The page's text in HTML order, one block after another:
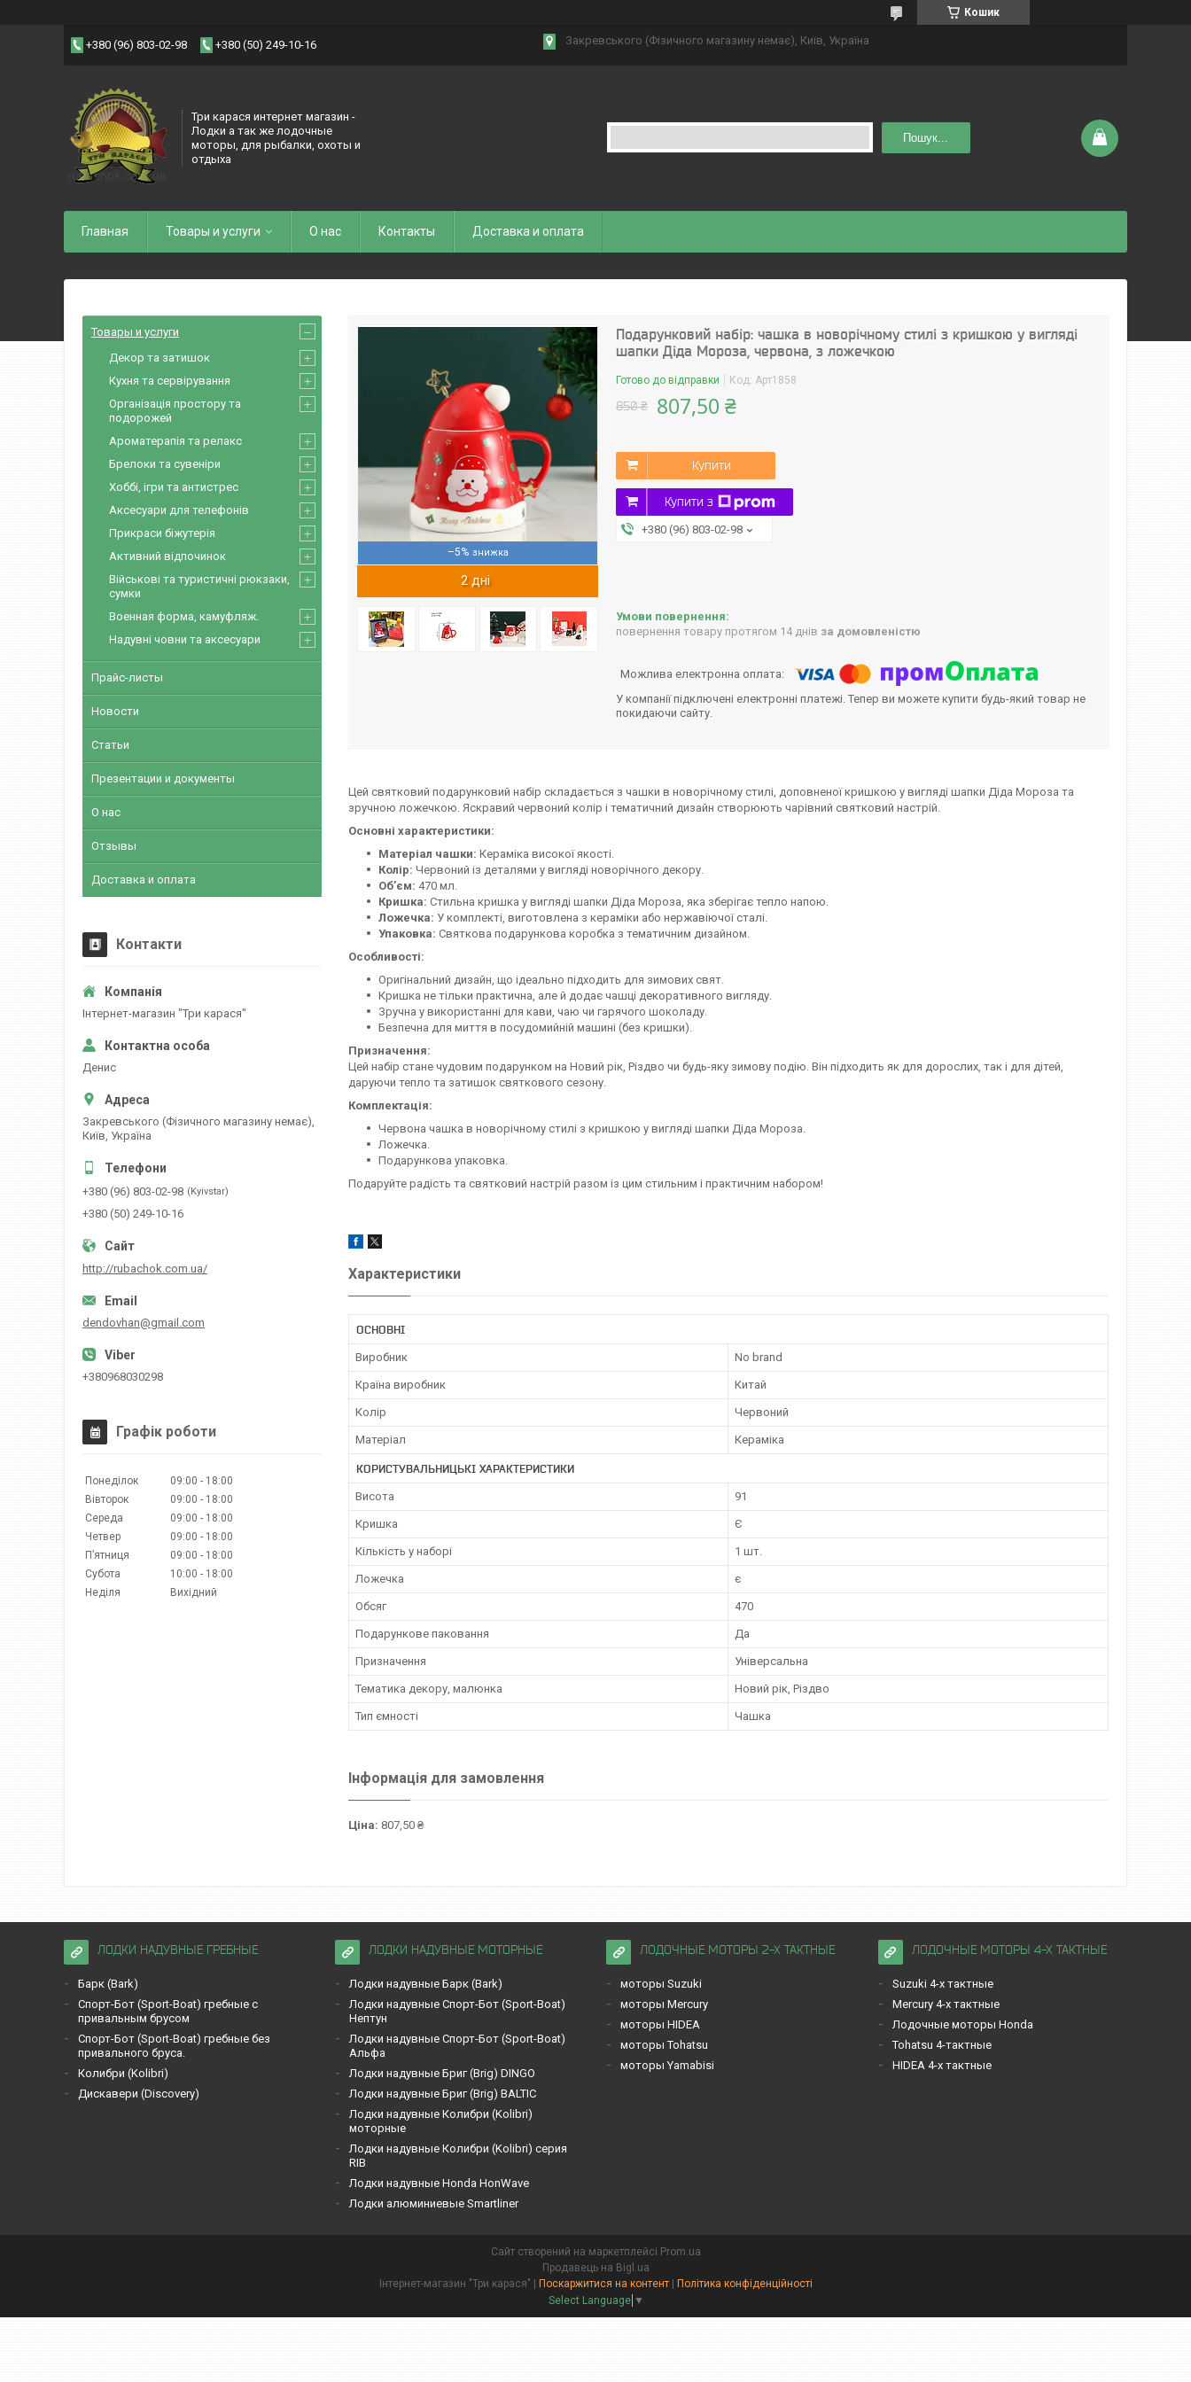
Кошик
+380 (96) 803-02-98 +380 (50) 249-10-16 Закревського (Фізичного магазину немає), Київ, Україна
Три карася интернет магазин -
Лодки а так же лодочные
моторы, для рыбалки, охоты и
отдыха
Пошук...
Главная Товары и услуги О нас Контакты Доставка и оплата
–5%
2 дні
Подарунковий набір: чашка в новорічному стилі з кришкою у вигляді
шапки Діда Мороза, червона, з ложечкою
Готово до відправки Код: Арт1858
850 ₴ 807,50 ₴
Купити
Купити з
+380 (96) 803-02-98
повернення товару протягом 14 днів за домовленістю
У компанії підключені електронні платежі. Тепер ви можете купити будь-який товар не
покидаючи сайту.
Цей святковий подарунковий набір складається з чашки в новорічному стилі, доповненої кришкою у вигляді шапки Діда Мороза та
зручною ложечкою. Яскравий червоний колір і тематичний дизайн створюють чарівний святковий настрій.
Основні характеристики:
Матеріал чашки: Кераміка високої якості.
Колір: Червоний із деталями у вигляді новорічного декору.
Об’єм: 470 мл.
Кришка: Стильна кришка у вигляді шапки Діда Мороза, яка зберігає тепло напою.
Ложечка: У комплекті, виготовлена з кераміки або нержавіючої сталі.
Упаковка: Святкова подарункова коробка з тематичним дизайном.
Особливості:
Оригінальний дизайн, що ідеально підходить для зимових свят.
Кришка не тільки практична, але й додає чашці декоративного вигляду.
Зручна у використанні для кави, чаю чи гарячого шоколаду.
Безпечна для миття в посудомийній машині (без кришки).
Призначення:
Цей набір стане чудовим подарунком на Новий рік, Різдво чи будь-яку зимову подію. Він підходить як для дорослих, так і для дітей,
даруючи тепло та затишок святкового сезону.
Комплектація:
Червона чашка в новорічному стилі з кришкою у вигляді шапки Діда Мороза.
Ложечка.
Подарункова упаковка.
Подаруйте радість та святковий настрій разом із цим стильним і практичним набором!
Характеристики
ОСНОВНІ
Виробник No brand
Країна виробник Китай
Колір Червоний
Матеріал Кераміка
КОРИСТУВАЛЬНИЦЬКІ ХАРАКТЕРИСТИКИ
Висота 91
Кришка Є
Кількість у наборі 1 шт.
Ложечка є
Обсяг 470
Подарункове паковання Да
Призначення Універсальна
Тематика декору, малюнка Новий рік, Різдво
Тип ємності Чашка
Інформація для замовлення
Ціна: 807,50 ₴
Товары и услуги
Декор та затишок
Кухня та сервірування
Організація простору та
подорожей
Ароматерапія та релакс
Брелоки та сувеніри
Хоббі, ігри та антистрес
Аксесуари для телефонів
Прикраси біжутерія
Активний відпочинок
Військові та туристичні рюкзаки,
сумки
Военная форма, камуфляж.
Надувні човни та аксесуари
Прайс-листы
Новости
Статьи
Презентации и документы
О нас
Отзывы
Доставка и оплата
Контакти
Інтернет-магазин "Три карася"
Денис
Закревського (Фізичного магазину немає),
Київ, Україна
+380 (96) 803-02-98 Kyivstar
+380 (50) 249-10-16
http://rubachok.com.ua/
dendovhan@gmail.com
+380968030298
Графік роботи
Понеділок 09:00
18:00
Вівторок
09:00
18:00
Середа
09:00
18:00
Четвер
09:00
18:00
Пʼятниця
09:00
18:00
Субота
10:00
18:00
Неділя
Вихідний
ЛОДКИ НАДУВНЫЕ ГРЕБНЫЕ
Барк (Bark)
Спорт-Бот (Sport-Boat) гребные с
привальным брусом
Спорт-Бот (Sport-Boat) гребные без
привального бруса.
Кoлибри (Kolibri)
Дискавери (Discoverу)
ЛОДКИ НАДУВНЫЕ МОТОРНЫЕ
Лодки надувные Барк (Bark)
Лодки надувные Спорт-Бот (Sport-Boat)
Нептун
Лодки надувные Спорт-Бот (Sport-Boat)
Альфа
Лодки надувные Бриг (Brig) DINGO
Лодки надувные Бриг (Brig) BALTIC
Лодки надувные Кoлибри (Kolibri)
моторные
Лодки надувные Кoлибри (Kolibri) серия
RIB
Лодки надувные Honda HonWave
Лодки алюминиевые Smartliner
ЛОДОЧНЫЕ МОТОРЫ 2-Х ТАКТНЫЕ
моторы Suzuki
моторы Mercury
моторы HIDEA
моторы Tohatsu
моторы Yamabisi
ЛОДОЧНЫЕ МОТОРЫ 4-Х ТАКТНЫЕ
Suzuki 4-х тактные
Mercury 4-х тактные
Лодочные моторы Honda
Tohatsu 4-тактные
HIDEA 4-х тактные
Сайт створений на маркетплейсі Prom.ua
Продавець на Bigl.ua
Поскаржитися на контент
Політика конфіденційності
Select Language ▼